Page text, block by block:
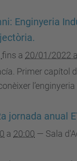
Enginyeria
fins a 20/01/2022
Primer capítol
l’enginyeria
jornada anual
a 20:00 — Sala